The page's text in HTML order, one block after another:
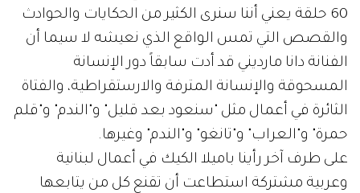
60 حلقة يعني أننا سنرى الكثير من الحكايات والحوادث
والقصص التي تمس الواقع الذي نعيشه لا سيما أن
الفنانة دانا مارديني قد أدت سابقاً دور الإنسانة
المسحوقة والإنسانة المترفة والارستقراطية، والفتاة
الثائرة في أعمال مثل "سنعود بعد قليل" و"الندم" و"قلم
حمرة" و"العراب" و"تانغو" و"الندم" وغيرها.
على طرف آخر رأينا باميلا الكيك في أعمال لبنانية
وعربية مشتركة استطاعت أن تقنع كل من يتابعها